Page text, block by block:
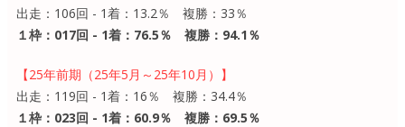
出走：106回 - 1着：13.2％ 複勝：33％
１枠：017回 - 1着：76.5％ 複勝：94.1％
【25年前期（25年5月～25年10月）】
出走：119回 - 1着：16％ 複勝：34.4％
１枠：023回 - 1着：60.9％ 複勝：69.5％